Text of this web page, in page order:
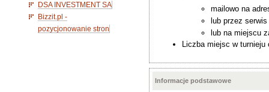
DSA INVESTMENT SA
Bizzit.pl -
pozycjonowanie stron
mailowo na
lub przez
lub na miejscu
Liczba miejsc w turnieju
Informacje podstawowe